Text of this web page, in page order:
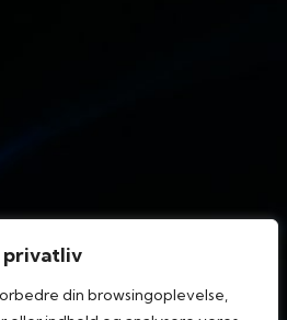
din browsingoplevelse,